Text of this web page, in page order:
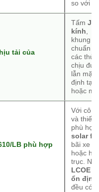
so với
tải của
Tấm
kính,
khung
chuẩn
các thử
chịu
lẫn mặt
định tại
hoặc
LB phù hợp
Với
và thiết
phù hợp
solar
bãi xe
hoặc
trục.
LCOE
ổn định
đều có